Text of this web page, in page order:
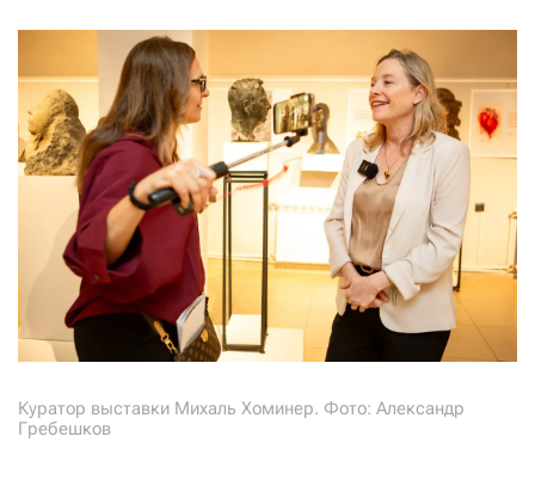
Куратор выставки Михаль Хоминер. Фото: Александр
Гребешков